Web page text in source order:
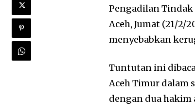
Pengadilan Tindak
Aceh, Jumat (21/2/
menyebabkan
Tuntutan ini
Aceh Timur dalam
dengan dua hakim